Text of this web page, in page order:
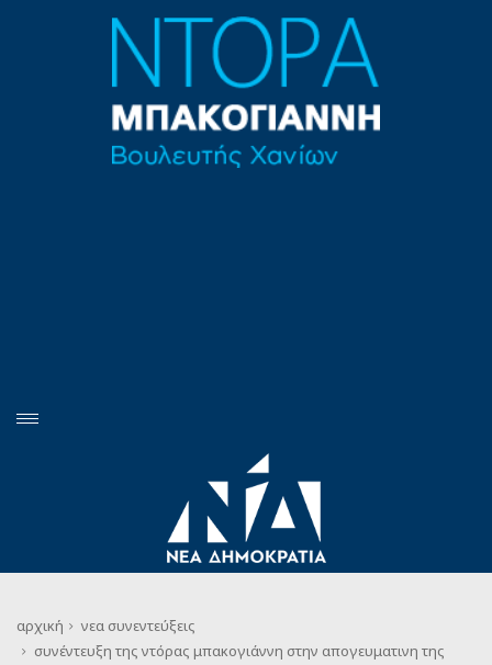
αρχική νεα συνεντεύξεις
συνέντευξη της ντόρας μπακογιάννη στην απογευματινη της